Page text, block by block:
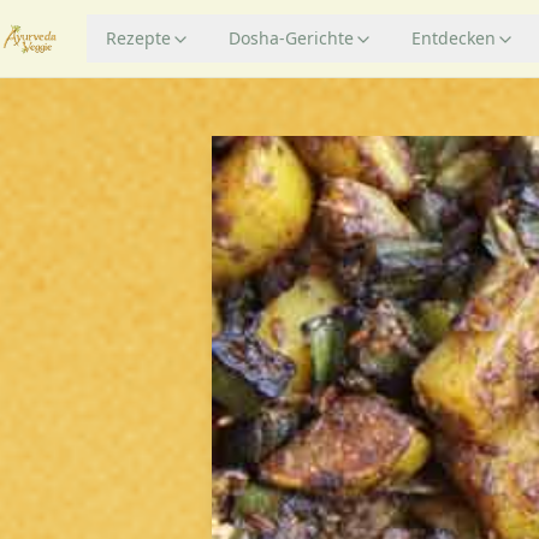
Rezepte Dosha-Gerichte Entdecken